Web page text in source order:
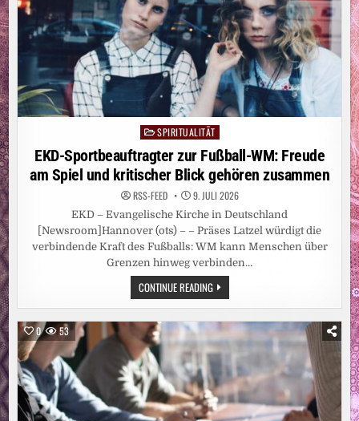
WORTLAUT:
REDE
VON
SUPERINTENDENTIN
CLAUDIA
MÜLLER-
BÜCK
IM
NRW-
LANDTAG
PostedSPIRITUALITÄT
EKD-Sportbeauftragter zur Fußball-WM: Freude
am Spiel und kritischer Blick gehören zusammen
RSS-FEED 9. JULI 2026
EKD – Evangelische Kirche in Deutschland
[Newsroom]Hannover (ots) – – Präses Latzel würdigt die
verbindende Kraft des Fußballs: WM kann Menschen über
Grenzen hinweg verbinden…
CONTINUE READINGEKD-
SPORTBEAUFTRAGTER
ZUR
FUSSBALL-W
M: F
REUDE A
M S
PIEL U
ND K
RITISCHER B
LICK G
EHÖREN Z
USAMMEN
0 53